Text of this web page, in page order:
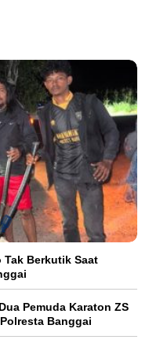
Tak Berkutik Saat
Pemuda Karaton ZS
Banggai